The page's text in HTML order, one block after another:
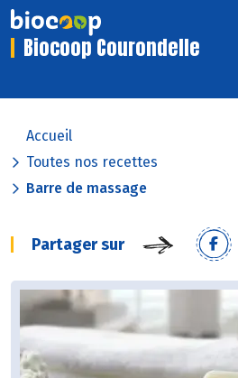
Biocoop Courondelle
Accueil
Toutes nos recettes
Barre de massage
Partager sur